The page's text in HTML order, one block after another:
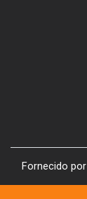
Fornecido por